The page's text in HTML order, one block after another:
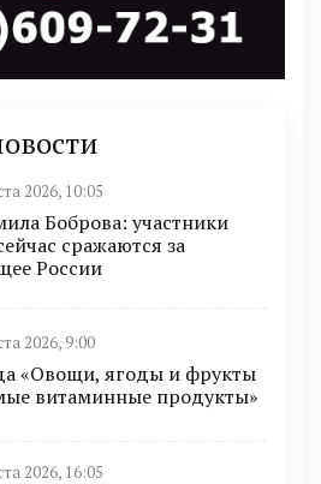
2026, 10:05
Боброва: участники
сражаются за
России
2026, 9:00
«Овощи, ягоды и фрукты
витаминные продукты»
2026, 16:05